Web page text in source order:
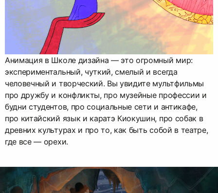
Анимация в Школе дизайна — это огромный мир:
экспериментальный, чуткий, смелый и всегда
человечный и творческий. Вы увидите мультфильмы
про дружбу и конфликты, про музейные профессии и
будни студентов, про социальные сети и антикафе,
про китайский язык и каратэ Киокушин, про собак в
древних культурах и про то, как быть собой в театре,
где все — орехи.